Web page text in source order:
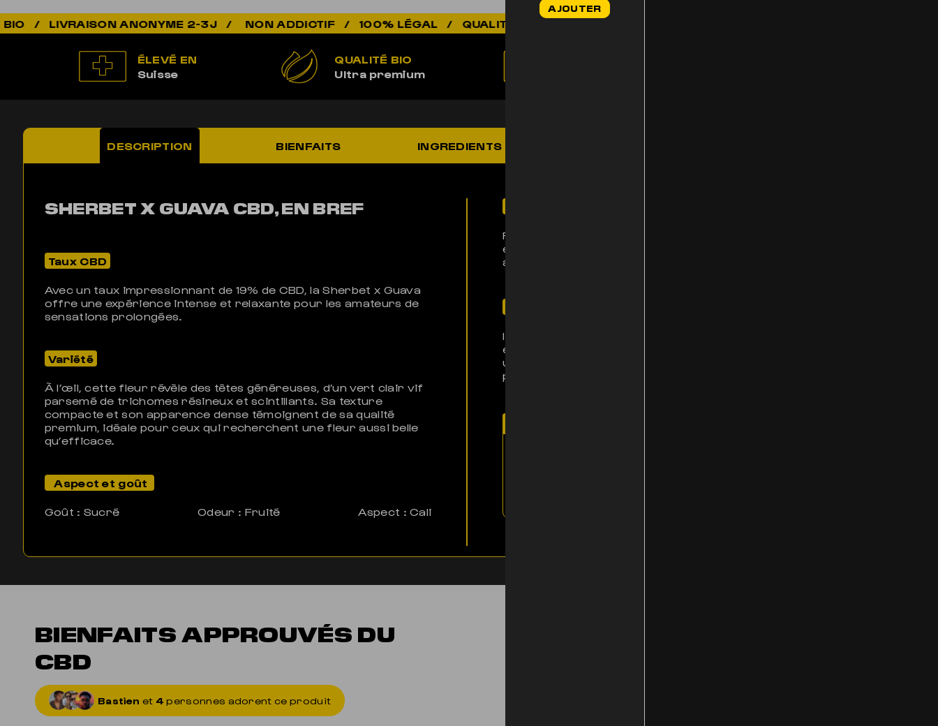
NON ADDICTIF / 100% LÉGAL / QUALITÉ PREMIUM / ÉLEVÉ EN SUISSE / BIO / LIVRAISON ANONYME 2-3J /
ÉLEVÉ EN
Suisse
QUALITÉ BIO
Ultra premium
DESCRIPTION BIENFAITS INGREDIENTS
SHERBET X GUAVA CBD, EN BREF
Taux CBD
Avec un taux impressionnant de 19% de CBD, la Sherbet x Guava
offre une expérience intense et relaxante pour les amateurs de
sensations prolongées.
Variété
À l’œil, cette fleur révèle des têtes généreuses, d’un vert clair vif
parsemé de trichomes résineux et scintillants. Sa texture
compacte et son apparence dense témoignent de sa qualité
premium, idéale pour ceux qui recherchent une fleur aussi belle
qu’efficace.
Aspect et goût
Goût : Sucré Odeur : Fruité Aspect : Cali
Parfaite pour les connaisseurs qui adorent les saveurs tropicales
et sucrées, et qui souhaitent un moment de détente prolongée
avec une touche d’exotisme.
Issue de la collection exclusive du Blackshop, la Sherbet x Guava
est une variété cali exceptionnelle, soigneusement cultivée pour
une expérience unique. Comme toutes nos fleurs d’exception, elle
provient de Suisse, connue pour ses standards de culture élevés.
BIENFAITS APPROUVÉS DU
CBD
Bastien et 4 personnes adorent ce produit
initial
AJOUTER